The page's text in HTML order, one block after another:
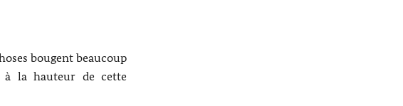
bougent beaucoup
à la hauteur de cette